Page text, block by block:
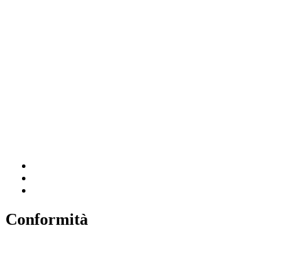
Conformità